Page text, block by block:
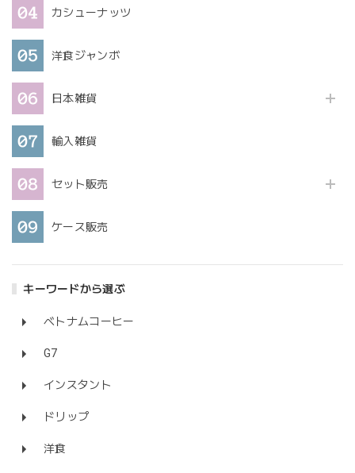
カシューナッツ
洋食ジャンボ
日本雑貨
輸入雑貨
セット販売
ケース販売
キーワードから選ぶ
ベトナムコーヒー
G7
インスタント
ドリップ
洋食